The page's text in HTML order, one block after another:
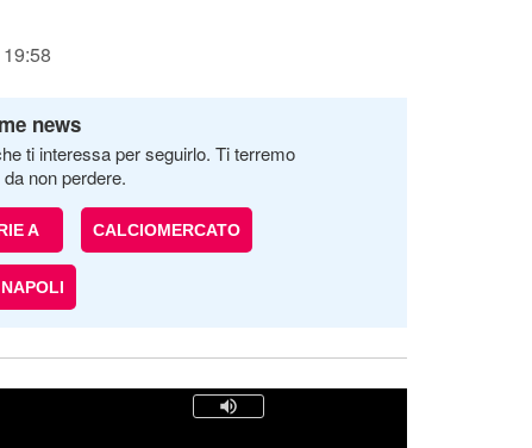
news
ti interessa per seguirlo. Ti terremo
non perdere.
A CALCIOMERCATO